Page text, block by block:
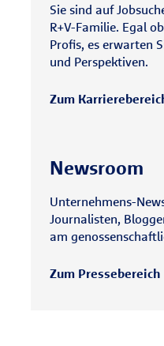
Sie sind auf
R+V-Familie. Egal
Profis, es erwarten
und Perspektiven.
Zum
Newsroom
Unternehmens-
Journalisten,
am
Zum Pressebereich